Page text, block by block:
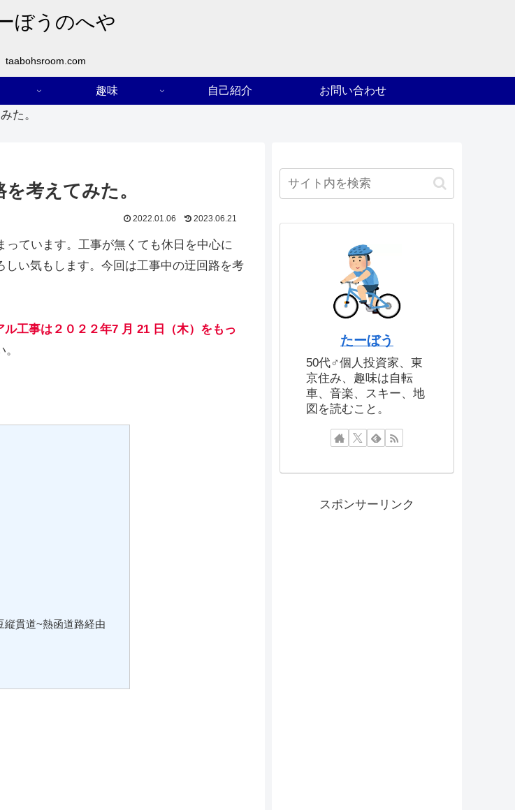
ぼうのへや
taabohsroom.com
趣味 自己紹介 お問い合わせ
た。
考えてみた。
2022.01.06 2023.06.21
ています。工事が無くても休日を中心に
い気もします。今回は工事中の迂回路を考
工事は２０２２年7 月 21 日（木）をもっ
貫道~熱函道路経由
たーぼう
50代♂個人投資家、東
京住み、趣味は自転
車、音楽、スキー、地
図を読むこと。
スポンサーリンク